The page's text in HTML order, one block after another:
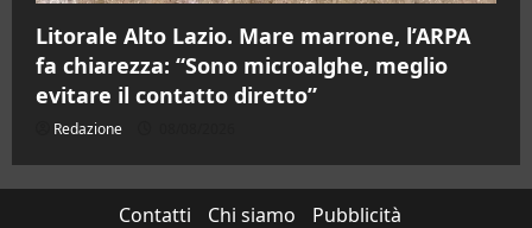
Litorale Alto Lazio. Mare marrone, l’ARPA
fa chiarezza: “Sono microalghe, meglio
evitare il contatto diretto”
Redazione
Contatti Chi siamo
Pubblicità